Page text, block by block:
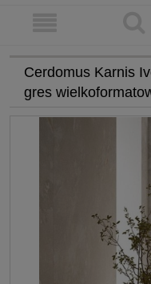
Cerdomus Karnis
gres